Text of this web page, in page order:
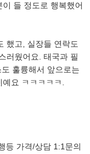
들 정도로 행복했어
했고, 실장들 연락도
러웠어요. 태국과 필
훌륭해서 앞으로는
요 ㅋㅋㅋㅋㅋ.
등 가격/상담 1:1문의